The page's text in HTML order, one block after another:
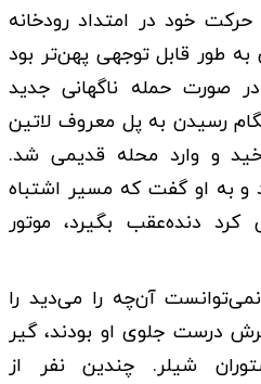
حرکت خود در امتداد رودخانه
به طور قابل توجهی پهن‌تر بود
صورت حمله ناگهانی جدید
رسیدن به پل معروف لاتین
و وارد محله قدیمی شد.
و به او گفت که مسیر اشتباه
دنده‌عقب بگیرد، موتور
نمی‌توانست آن‌چه را می‌دید را
درست جلوی او بودند، گیر
شیلر. چندین نفر از